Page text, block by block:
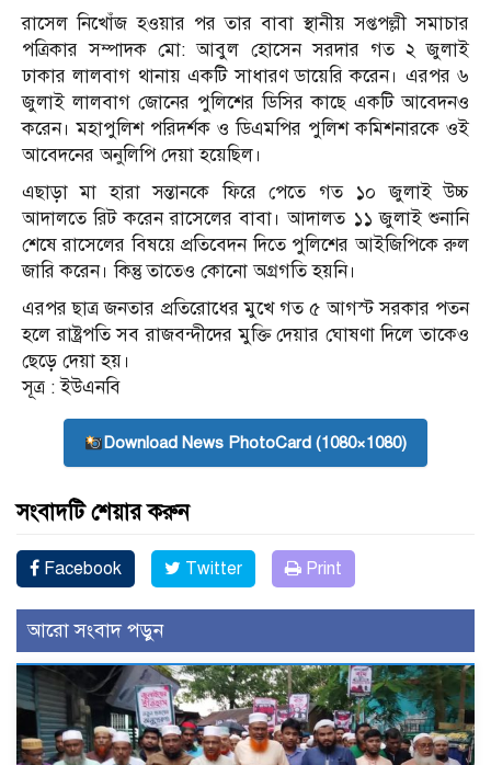
রাসেল নিখোঁজ হওয়ার পর তার বাবা স্থানীয় সপ্তপল্লী সমাচার
পত্রিকার সম্পাদক মো: আবুল হোসেন সরদার গত ২ জুলাই
ঢাকার লালবাগ থানায় একটি সাধারণ ডায়েরি করেন। এরপর ৬
জুলাই লালবাগ জোনের পুলিশের ডিসির কাছে একটি আবেদনও
করেন। মহাপুলিশ পরিদর্শক ও ডিএমপির পুলিশ কমিশনারকে ওই
আবেদনের অনুলিপি দেয়া হয়েছিল।
এছাড়া মা হারা সন্তানকে ফিরে পেতে গত ১০ জুলাই উচ্চ
আদালতে রিট করেন রাসেলের বাবা। আদালত ১১ জুলাই শুনানি
শেষে রাসেলের বিষয়ে প্রতিবেদন দিতে পুলিশের আইজিপিকে রুল
জারি করেন। কিন্তু তাতেও কোনো অগ্রগতি হয়নি।
এরপর ছাত্র জনতার প্রতিরোধের মুখে গত ৫ আগস্ট সরকার পতন
হলে রাষ্ট্রপতি সব রাজবন্দীদের মুক্তি দেয়ার ঘোষণা দিলে তাকেও
ছেড়ে দেয়া হয়।
সূত্র : ইউএনবি
Download News PhotoCard (1080×1080)
সংবাদটি শেয়ার করুন
Facebook Twitter Print
আরো সংবাদ পড়ুন